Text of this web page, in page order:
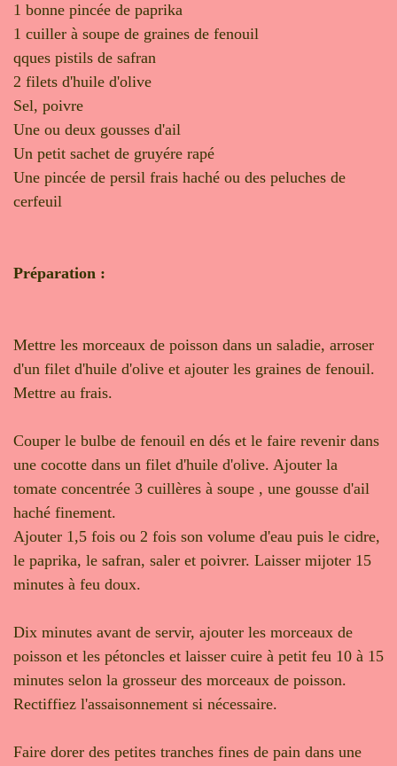
1 bonne pincée de paprika
1 cuiller à soupe de graines de fenouil
qques pistils de safran
2 filets d'huile d'olive
Sel, poivre
Une ou deux gousses d'ail
Un petit sachet de gruyére rapé
Une pincée de persil frais haché ou des peluches de
cerfeuil
Préparation :
Mettre les morceaux de poisson dans un saladie, arroser
d'un filet d'huile d'olive et ajouter les graines de fenouil.
Mettre au frais.
Couper le bulbe de fenouil en dés et le faire revenir dans
une cocotte dans un filet d'huile d'olive. Ajouter la
tomate concentrée 3 cuillères à soupe , une gousse d'ail
haché finement.
Ajouter 1,5 fois ou 2 fois son volume d'eau puis le cidre,
le paprika, le safran, saler et poivrer. Laisser mijoter 15
minutes à feu doux.
Dix minutes avant de servir, ajouter les morceaux de
poisson et les pétoncles et laisser cuire à petit feu 10 à 15
minutes selon la grosseur des morceaux de poisson.
Rectiffiez l'assaisonnement si nécessaire.
Faire dorer des petites tranches fines de pain dans une